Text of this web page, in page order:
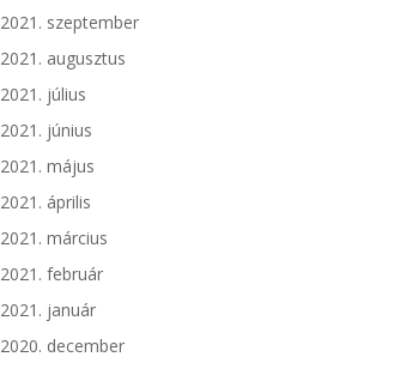
2021. szeptember
2021. augusztus
2021. július
2021. június
2021. május
2021. április
2021. március
2021. február
2021. január
2020. december